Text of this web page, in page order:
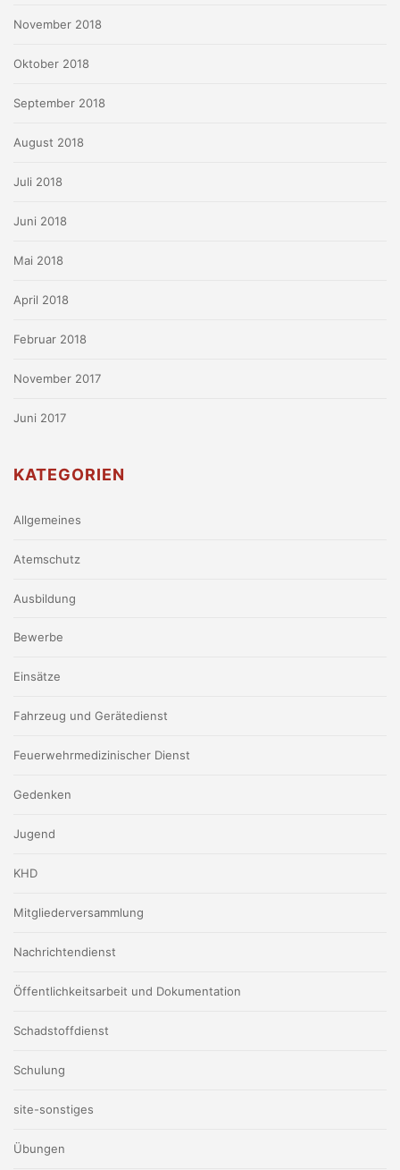
November 2018
Oktober 2018
September 2018
August 2018
Juli 2018
Juni 2018
Mai 2018
April 2018
Februar 2018
November 2017
Juni 2017
KATEGORIEN
Allgemeines
Atemschutz
Ausbildung
Bewerbe
Einsätze
Fahrzeug und Gerätedienst
Feuerwehrmedizinischer Dienst
Gedenken
Jugend
KHD
Mitgliederversammlung
Nachrichtendienst
Öffentlichkeitsarbeit und Dokumentation
Schadstoffdienst
Schulung
site-sonstiges
Übungen